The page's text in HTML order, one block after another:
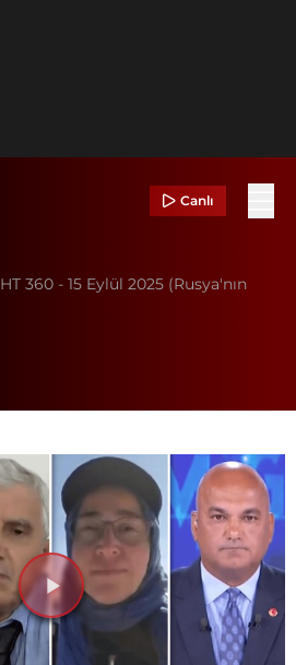
Canlı
HT 360 - 15 Eylül 2025 (Rusya'nın
Videoyu
Oynat